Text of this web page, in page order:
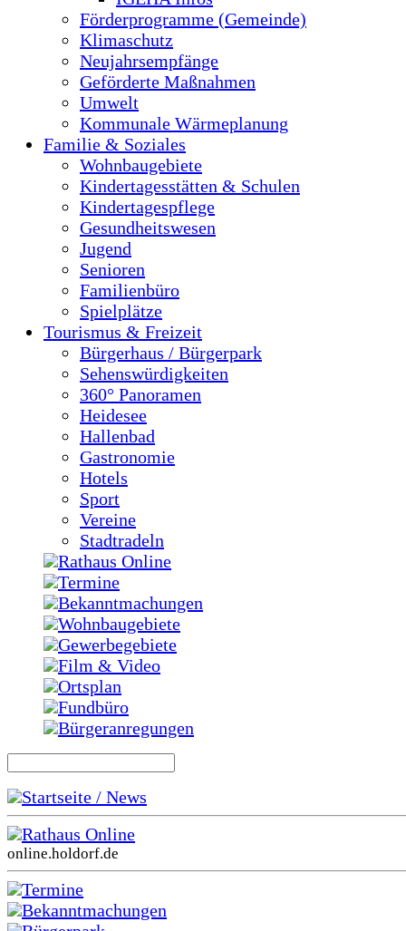
Förderprogramme (Gemeinde)
Klimaschutz
Neujahrsempfänge
Geförderte Maßnahmen
Umwelt
Kommunale Wärmeplanung
Familie & Soziales
Wohnbaugebiete
Kindertagesstätten & Schulen
Kindertagespflege
Gesundheitswesen
Jugend
Senioren
Familienbüro
Spielplätze
Tourismus & Freizeit
Bürgerhaus / Bürgerpark
Sehenswürdigkeiten
360° Panoramen
Heidesee
Hallenbad
Gastronomie
Hotels
Sport
Vereine
Stadtradeln
Rathaus Online
Termine
Bekanntmachungen
Wohnbaugebiete
Gewerbegebiete
Film & Video
Ortsplan
Fundbüro
Bürgeranregungen
Startseite / News
Rathaus Online
online.holdorf.de
Termine
Bekanntmachungen